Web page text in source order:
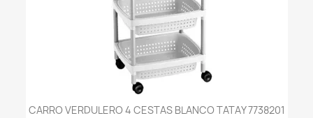
CARRO VERDULERO 4 CESTAS BLANCO TATAY 7738201